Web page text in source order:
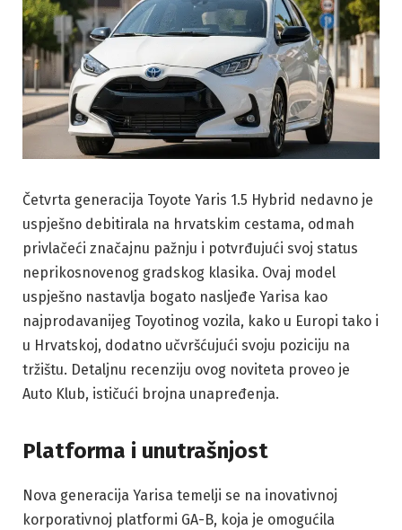
Četvrta generacija Toyote Yaris 1.5 Hybrid nedavno je
uspješno debitirala na hrvatskim cestama, odmah
privlačeći značajnu pažnju i potvrđujući svoj status
neprikosnovenog gradskog klasika. Ovaj model
uspješno nastavlja bogato nasljeđe Yarisa kao
najprodavanijeg Toyotinog vozila, kako u Europi tako i
u Hrvatskoj, dodatno učvršćujući svoju poziciju na
tržištu. Detaljnu recenziju ovog noviteta proveo je
Auto Klub, ističući brojna unapređenja.
Platforma i unutrašnjost
Nova generacija Yarisa temelji se na inovativnoj
korporativnoj platformi GA-B, koja je omogućila